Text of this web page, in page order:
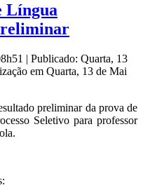
Língua
| Publicado: Quarta, 13
em Quarta, 13 de Mai
preliminar da prova de
Seletivo para professor